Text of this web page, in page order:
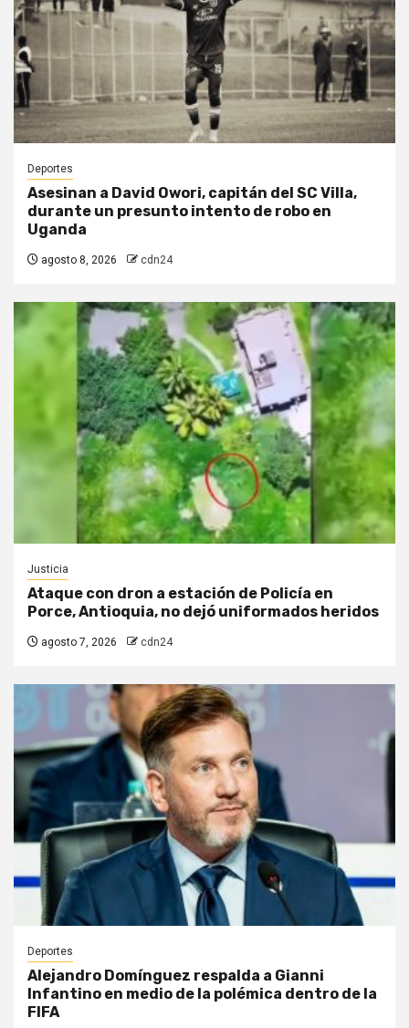
Deportes
Asesinan a David Owori, capitán del SC Villa,
durante un presunto intento de robo en
Uganda
agosto 8, 2026 cdn24
Justicia
Ataque con dron a estación de Policía en
Porce, Antioquia, no dejó uniformados heridos
agosto 7, 2026 cdn24
Deportes
Alejandro Domínguez respalda a Gianni
Infantino en medio de la polémica dentro de la
FIFA